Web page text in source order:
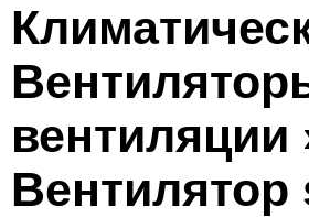
вентиляции
Вентилятор